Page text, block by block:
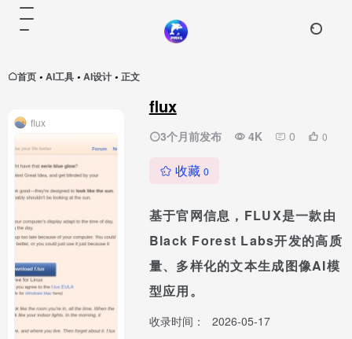
首页 • AI工具 • AI设计 • 正文
flux
3个月前发布 4K 0 0
收藏 0
基于官网信息，FLUX是一款由
Black Forest Labs开发的高质
量、多样化的文本生成图像AI模
型应用。
收录时间： 2026-05-17
flux